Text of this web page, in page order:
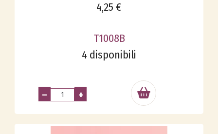
4,25 €
T1008B
4 disponibili
– +